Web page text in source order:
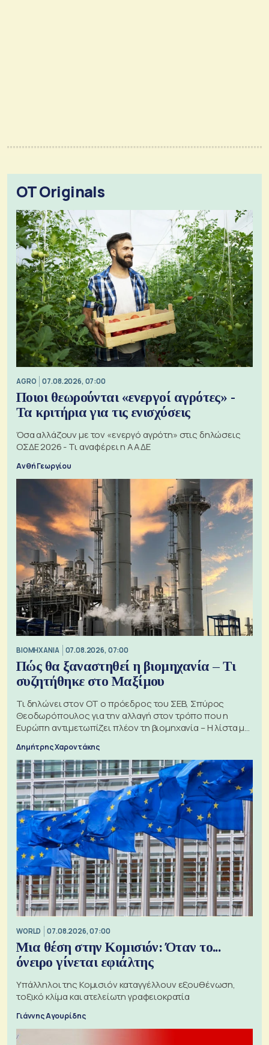
OT Originals
AGRO 07.08.2026, 07:00
Ποιοι θεωρούνται «ενεργοί αγρότες» -
Τα κριτήρια για τις ενισχύσεις
Όσα αλλάζουν με τον «ενεργό αγρότη» στις δηλώσεις
ΟΣΔΕ 2026 - Τι αναφέρει η ΑΑΔΕ
Ανθή Γεωργίου
ΒΙΟΜΗΧΑΝΙΑ 07.08.2026, 07:00
Πώς θα ξαναστηθεί η βιομηχανία – Τι
συζητήθηκε στο Μαξίμου
Τι δηλώνει στον ΟΤ ο πρόεδρος του ΣΕΒ, Σπύρος
Θεοδωρόπουλος για την αλλαγή στον τρόπο που η
Ευρώπη αντιμετωπίζει πλέον τη βιομηχανία – Η λίστα με
Δημήτρης Χαροντάκης
WORLD 07.08.2026, 07:00
Μια θέση στην Κομισιόν: Όταν το...
όνειρο γίνεται εφιάλτης
Υπάλληλοι της Κομισιόν καταγγέλλουν εξουθένωση,
τοξικό κλίμα και ατελείωτη γραφειοκρατία
Γιάννης Αγουρίδης